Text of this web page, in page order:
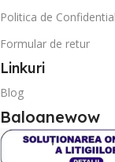
Politica de
Formular de retur
Linkuri
Blog
Baloanewow